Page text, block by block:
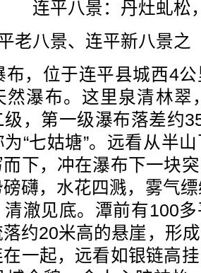
连平八景：丹灶虬松
老八景、连平新八景之
位于连平县城西4公
然瀑布。这里泉清林翠
，第一级瀑布落差约
“七姑塘”。远看从半
下，冲在瀑布下一块
礴，水花四溅，雾气
澈见底。潭前有100
约20米高的悬崖，形
一起，远看如银链高